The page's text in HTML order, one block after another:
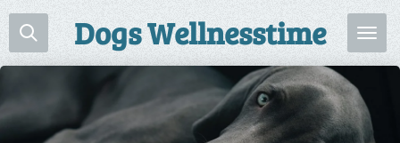
Zum
HauptinhaltDogs Wellnesstime